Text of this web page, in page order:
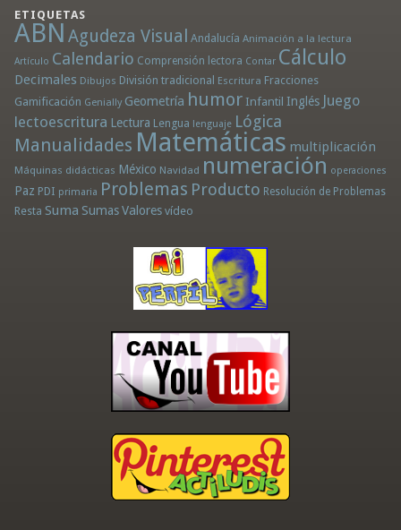
ETIQUETAS
ABN Agudeza Visual Andalucía Animación a la lectura
Artículo Calendario Comprensión lectora Contar Cálculo
Decimales Dibujos División tradicional Escritura Fracciones
Gamificación Genially Geometría humor Infantil Inglés Juego
lectoescritura Lectura Lengua lenguaje Lógica
Manualidades Matemáticas multiplicación
Máquinas didácticas México Navidad numeración operaciones
Paz PDI primaria Problemas Producto Resolución de Problemas
Resta Suma Sumas Valores vídeo